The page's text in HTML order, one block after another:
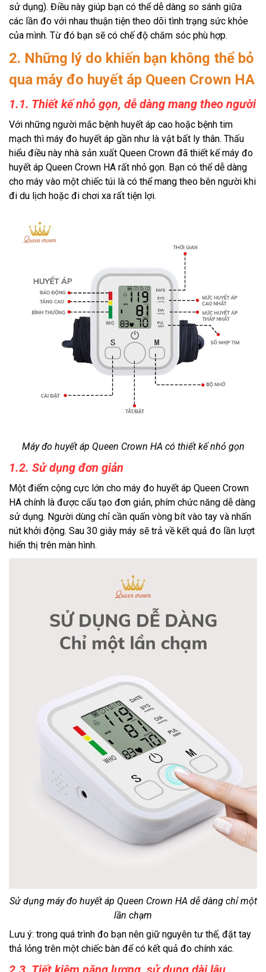
sử dụng). Điều này giúp bạn có thể dễ dàng so sánh giữa
các lần đo với nhau thuận tiện theo dõi tình trạng sức khỏe
của mình. Từ đó bạn sẽ có chế độ chăm sóc phù hợp.
2. Những lý do khiến bạn không thể bỏ
qua máy đo huyết áp Queen Crown HA
1.1. Thiết kế nhỏ gọn, dễ dàng mang theo người
Với những người mắc bệnh huyết áp cao hoặc bệnh tim
mạch thì máy đo huyết áp gần như là vật bất ly thân. Thấu
hiểu điều này nhà sản xuất Queen Crown đã thiết kế máy đo
huyết áp Queen Crown HA rất nhỏ gọn. Bạn có thể dễ dàng
cho máy vào một chiếc túi là có thể mang theo bên người khi
đi du lịch hoặc đi chơi xa rất tiện lợi.
Máy đo huyết áp Queen Crown HA có thiết kế nhỏ gọn
1.2. Sử dụng đơn giản
Một điểm cộng cực lớn cho máy đo huyết áp Queen Crown
HA chính là được cấu tạo đơn giản, phím chức năng dễ dàng
sử dụng. Người dùng chỉ cần quấn vòng bít vào tay và nhấn
nút khởi động. Sau 30 giây máy sẽ trả về kết quả đo lần lượt
hiển thị trên màn hình.
Sử dụng máy đo huyết áp Queen Crown HA dễ dàng chỉ một
lần chạm
Lưu ý: trong quá trình đo bạn nên giữ nguyên tư thế, đặt tay
thả lỏng trên một chiếc bàn để có kết quả đo chính xác.